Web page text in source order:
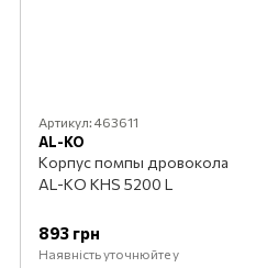
Артикул: 463611
AL-KO
Корпус помпы дровокола
AL-KO KHS 5200 L
893 грн
Наявність уточнюйте у